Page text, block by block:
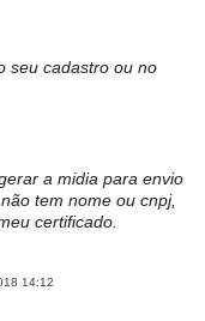
seu cadastro ou no
a midia para envio
tem nome ou cnpj,
certificado.
14:12